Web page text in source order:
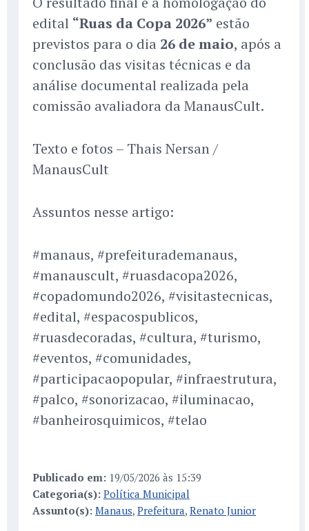
edital “Ruas da Copa 2026” estão
previstos para o dia 26 de maio, após a
conclusão das visitas técnicas e da
análise documental realizada pela
comissão avaliadora da ManausCult.
Texto e fotos – Thais Nersan /
ManausCult
Assuntos nesse artigo:
#manaus, #prefeiturademanaus,
#manauscult, #ruasdacopa2026,
#copadomundo2026, #visitastecnicas,
#edital, #espacospublicos,
#ruasdecoradas, #cultura, #turismo,
#eventos, #comunidades,
#participacaopopular, #infraestrutura,
#palco, #sonorizacao, #iluminacao,
#banheirosquimicos, #telao
Publicado em: 19/05/2026 às 15:39
Categoria(s): Política Municipal
Assunto(s): Manaus, Prefeitura, Renato Junior